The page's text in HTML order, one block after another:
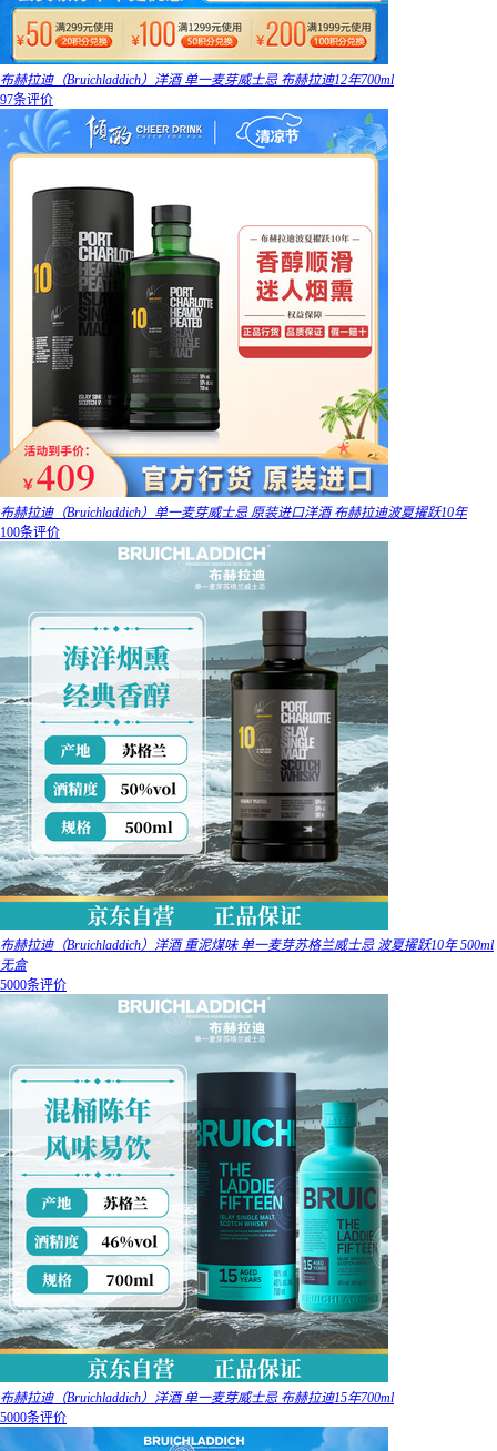
布赫拉迪（Bruichladdich）洋酒 单一麦芽威士忌 布赫拉迪12年700ml
97条评价
布赫拉迪（Bruichladdich）单一麦芽威士忌 原装进口洋酒 布赫拉迪波夏擢跃10年
100条评价
布赫拉迪（Bruichladdich）洋酒 重泥煤味 单一麦芽苏格兰威士忌 波夏擢跃10年 500ml
无盒
5000条评价
布赫拉迪（Bruichladdich）洋酒 单一麦芽威士忌 布赫拉迪15年700ml
5000条评价